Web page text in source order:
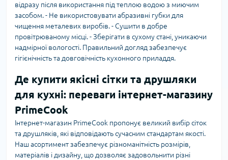
відразу після використання під теплою водою з миючим
засобом. - Не використовувати абразивні губки для
чищення металевих виробів. - Сушити в добре
провітрюваному місці. - Зберігати в сухому стані, уникаючи
надмірної вологості. Правильний догляд забезпечує
гігієнічність та довговічність кухонного приладдя.
Де купити якісні сітки та друшляки
для кухні: переваги інтернет-магазину
PrimeCook
Інтернет-магазин PrimeCook пропонує великий вибір сіток
та друшляків, які відповідають сучасним стандартам якості.
Наш асортимент забезпечує різноманітність розмірів,
матеріалів і дизайну, що дозволяє задовольнити різні